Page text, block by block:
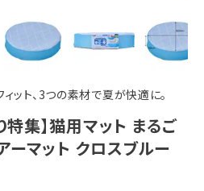
ット、3つの素材で夏が快適に。
特集】猫用マット まるご
ーマット クロスブルー